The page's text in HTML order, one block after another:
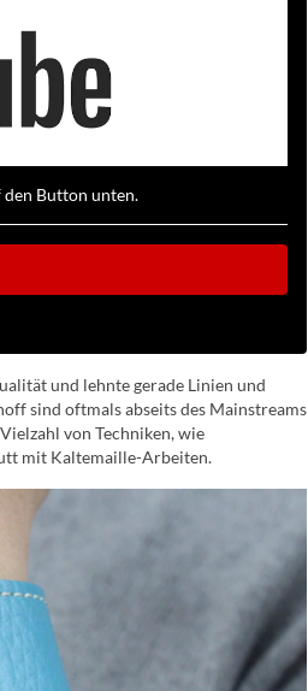
den Button unten.
und lehnte gerade Linien und
sind oftmals abseits des Mainstreams
von Techniken, wie
mit Kaltemaille-Arbeiten.